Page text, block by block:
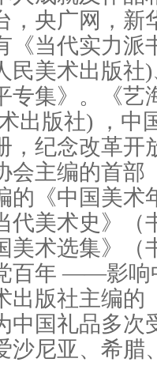
，央广网，新
《当代实力派
民美术出版社
专集》。《艺
出版社) ，中
，纪念改革开
会主编的首部
的《中国美术
代美术史》（
美术选集》（
百年 ——影响
出版社主编的
中国礼品多次
沙尼亚、希腊